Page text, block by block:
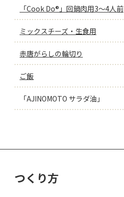
もっと見る
「Cook Do®」回鍋肉用3～4人前
ミックスチーズ・生食用
赤唐がらしの輪切り
ご飯
「AJINOMOTO サラダ油」
つくり方